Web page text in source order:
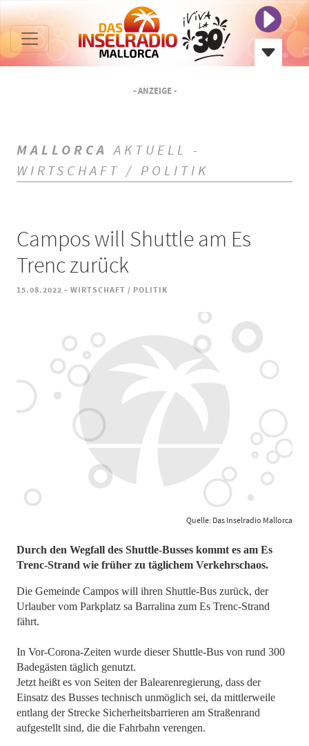
- ANZEIGE -
MALLORCA AKTUELL -
WIRTSCHAFT / POLITIK
Campos will Shuttle am Es
Trenc zurück
15.08.2022 - WIRTSCHAFT / POLITIK
Quelle: Das Inselradio Mallorca
Durch den Wegfall des Shuttle-Busses kommt es am Es
Trenc-Strand wie früher zu täglichem Verkehrschaos.
Die Gemeinde Campos will ihren Shuttle-Bus zurück, der
Urlauber vom Parkplatz sa Barralina zum Es Trenc-Strand
fährt.
In Vor-Corona-Zeiten wurde dieser Shuttle-Bus von rund 300
Badegästen täglich genutzt.
Jetzt heißt es von Seiten der Balearenregierung, dass der
Einsatz des Busses technisch unmöglich sei, da mittlerweile
entlang der Strecke Sicherheitsbarrieren am Straßenrand
aufgestellt sind, die die Fahrbahn verengen.